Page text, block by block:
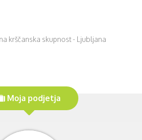
krščanska skupnost - Ljubljana
Moja podjetja